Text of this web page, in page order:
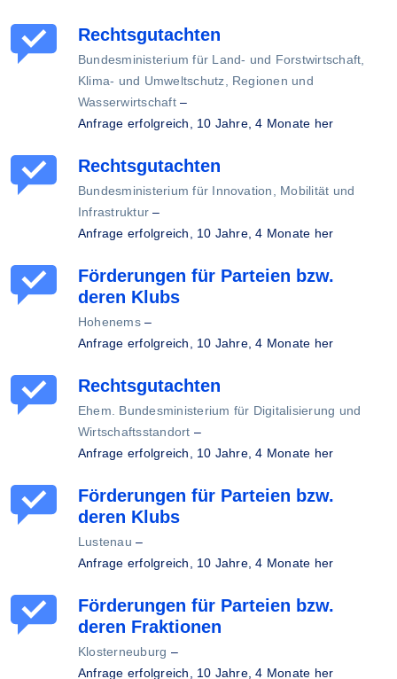
Rechtsgutachten
Bundesministerium für Land- und Forstwirtschaft,
Klima- und Umweltschutz, Regionen und
Wasserwirtschaft–
Anfrage erfolgreich, 10 Jahre, 4 Monate her
Rechtsgutachten
Bundesministerium für Innovation, Mobilität und
Infrastruktur –
Anfrage erfolgreich, 10 Jahre, 4 Monate her
Förderungen für Parteien bzw.
deren Klubs
Hohenems–
Anfrage erfolgreich, 10 Jahre, 4 Monate her
Rechtsgutachten
Ehem. Bundesministerium für Digitalisierung und
Wirtschaftsstandort –
Anfrage erfolgreich, 10 Jahre, 4 Monate her
Förderungen für Parteien bzw.
deren Klubs
Lustenau –
Anfrage erfolgreich, 10 Jahre, 4 Monate her
Förderungen für Parteien bzw.
deren Fraktionen
Klosterneuburg –
Anfrage erfolgreich, 10 Jahre, 4 Monate her